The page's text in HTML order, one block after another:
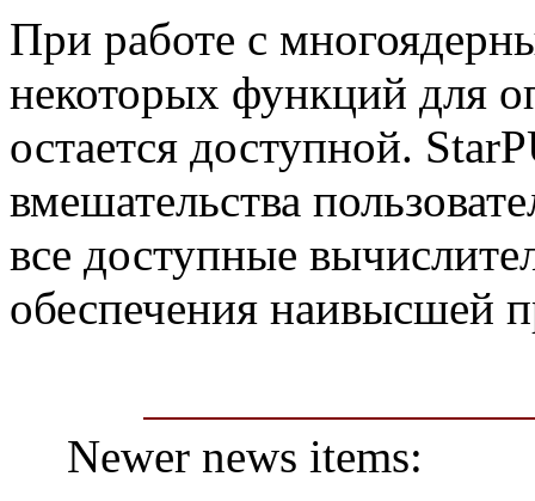
При работе с
некоторых функций для
остается доступной.
вмешательства
все доступные
обеспечения наивысшей
Newer news items: